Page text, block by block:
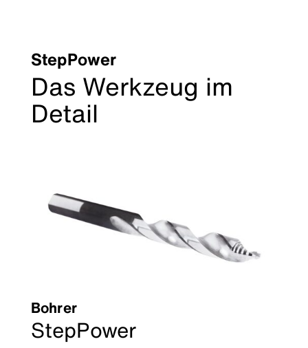
StepPower
Das Werkzeug im
Detail
Bohrer
StepPower